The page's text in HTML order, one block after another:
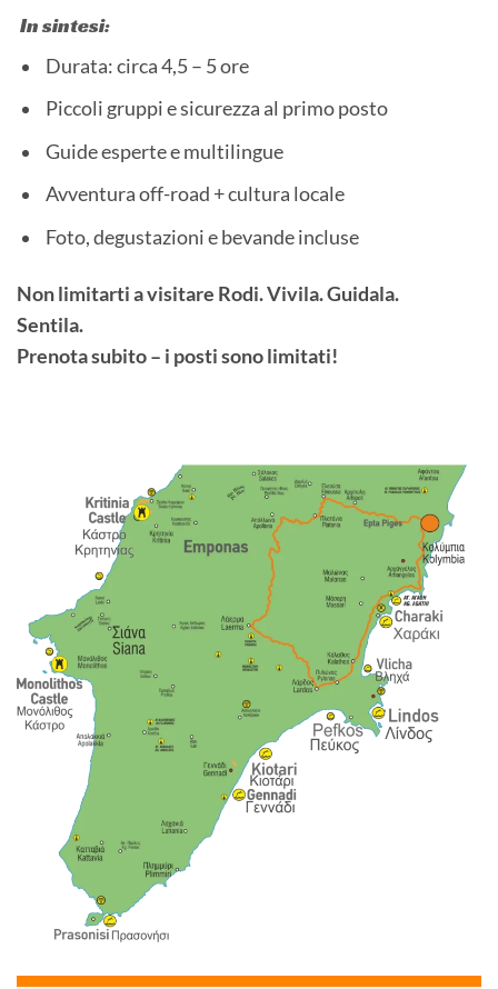
In sintesi:
Durata: circa 4,5 – 5 ore
Piccoli gruppi e sicurezza al primo posto
Guide esperte e multilingue
Avventura off-road + cultura locale
Foto, degustazioni e bevande incluse
Non limitarti a visitare Rodi. Vivila. Guidala.
Sentila.
Prenota subito – i posti sono limitati!